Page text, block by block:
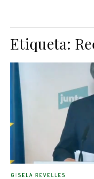
Etiqueta:
GISELA REVELLES